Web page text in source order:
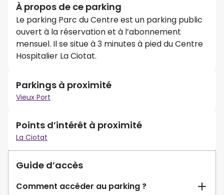
À propos de ce parking
Le parking Parc du Centre est un parking public
ouvert à la réservation et à l’abonnement
mensuel. Il se situe à 3 minutes à pied du Centre
Hospitalier La Ciotat.
Parkings à proximité
Vieux Port
Points d’intérêt à proximité
La Ciotat
Guide d’accès
Comment accéder au parking ?